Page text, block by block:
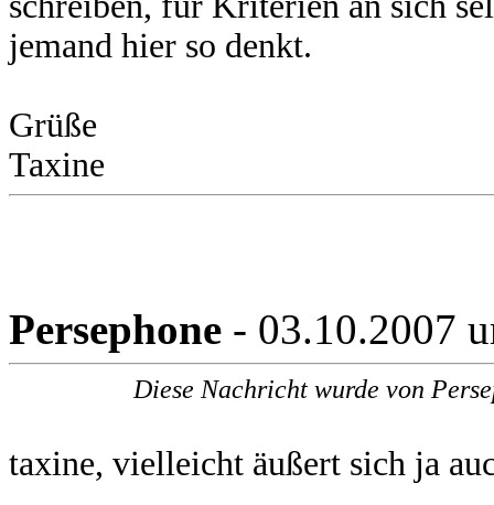
jemand hier so denkt.
Grüße
Taxine
Persephone - 03.10.2007
Diese Nachricht wurde von
taxine, vielleicht äußert sich ja